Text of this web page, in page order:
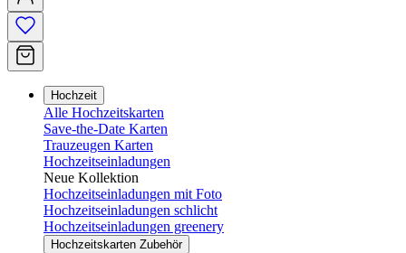
Hochzeit
Alle Hochzeitskarten
Save-the-Date Karten
Trauzeugen Karten
Hochzeitseinladungen
Neue Kollektion
Hochzeitseinladungen mit Foto
Hochzeitseinladungen schlicht
Hochzeitseinladungen greenery
Hochzeitskarten Zubehör